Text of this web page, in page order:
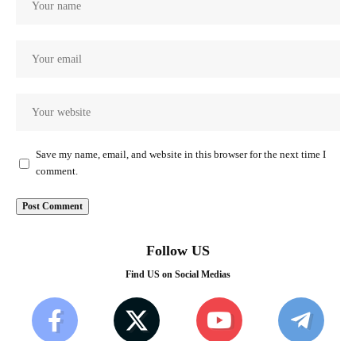
Save my name, email, and website in this browser for the next time I
comment.
Follow US
Find US on Social Medias